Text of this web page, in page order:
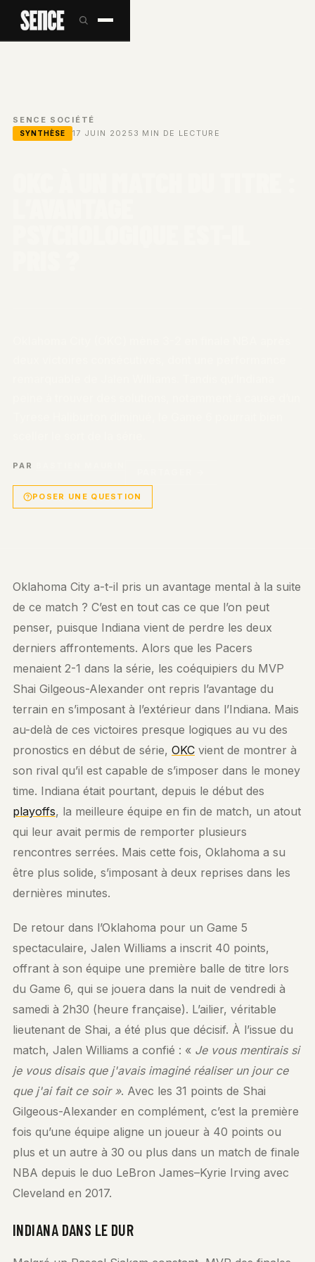
SENCE SOCIÉTÉ
SYNTHÈSE 17 JUIN 2025 3 MIN DE LECTURE
PAR
POSER UNE QUESTION
Oklahoma City a-t-il pris un avantage mental à la suite
de ce match ? C’est en tout cas ce que l’on peut
penser, puisque Indiana vient de perdre les deux
derniers affrontements. Alors que les Pacers
menaient 2-1 dans la série, les coéquipiers du MVP
Shai Gilgeous-Alexander ont repris l’avantage du
terrain en s’imposant à l’extérieur dans l’Indiana. Mais
au-delà de ces victoires presque logiques au vu des
pronostics en début de série, OKC vient de montrer à
son rival qu’il est capable de s’imposer dans le money
time. Indiana était pourtant, depuis le début des
playoffs, la meilleure équipe en fin de match, un atout
qui leur avait permis de remporter plusieurs
rencontres serrées. Mais cette fois, Oklahoma a su
être plus solide, s’imposant à deux reprises dans les
dernières minutes.
De retour dans l’Oklahoma pour un Game 5
spectaculaire, Jalen Williams a inscrit 40 points,
offrant à son équipe une première balle de titre lors
du Game 6, qui se jouera dans la nuit de vendredi à
samedi à 2h30 (heure française). L’ailier, véritable
lieutenant de Shai, a été plus que décisif. À l’issue du
match, Jalen Williams a confié : « Je vous mentirais si
je vous disais que j'avais imaginé réaliser un jour ce
que j'ai fait ce soir ». Avec les 31 points de Shai
Gilgeous-Alexander en complément, c’est la première
fois qu’une équipe aligne un joueur à 40 points ou
plus et un autre à 30 ou plus dans un match de finale
NBA depuis le duo LeBron James–Kyrie Irving avec
Cleveland en 2017.
INDIANA DANS LE DUR